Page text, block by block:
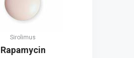
Sirolimus
Rapamycin